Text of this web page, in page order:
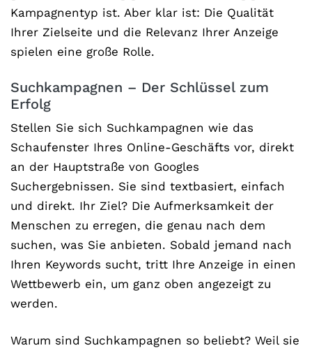
Kampagnentyp ist. Aber klar ist: Die Qualität
Ihrer Zielseite und die Relevanz Ihrer Anzeige
spielen eine große Rolle.
Suchkampagnen – Der Schlüssel zum
Erfolg
Stellen Sie sich Suchkampagnen wie das
Schaufenster Ihres Online-Geschäfts vor, direkt
an der Hauptstraße von Googles
Suchergebnissen. Sie sind textbasiert, einfach
und direkt. Ihr Ziel? Die Aufmerksamkeit der
Menschen zu erregen, die genau nach dem
suchen, was Sie anbieten. Sobald jemand nach
Ihren Keywords sucht, tritt Ihre Anzeige in einen
Wettbewerb ein, um ganz oben angezeigt zu
werden.
Warum sind Suchkampagnen so beliebt? Weil sie